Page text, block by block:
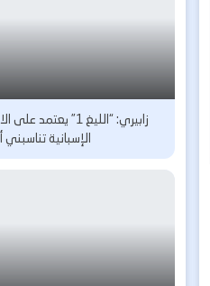
زابيري: “الليغ 1”
الإسبانية تناسبني